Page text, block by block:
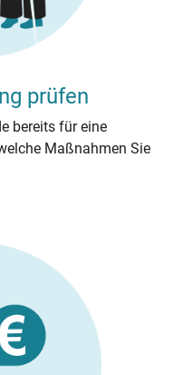
prüfen
bereits für eine
Maßnahmen Sie